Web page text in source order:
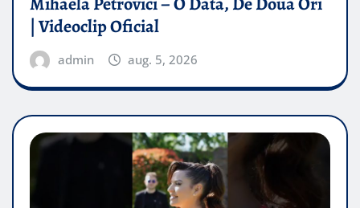
| Videoclip Oficial
admin aug. 5, 2026